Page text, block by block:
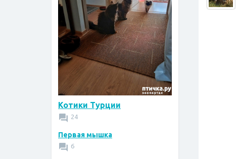
Котики Турции
24
Первая мышка
6